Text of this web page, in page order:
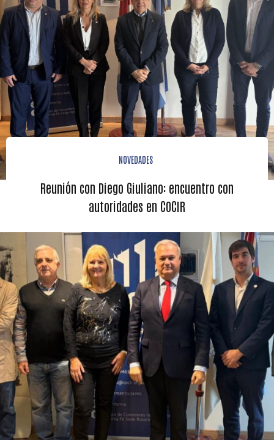
NOVEDADES
Reunión con Diego Giuliano: encuentro con
autoridades en COCIR